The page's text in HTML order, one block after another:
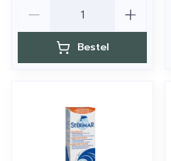
Bestel